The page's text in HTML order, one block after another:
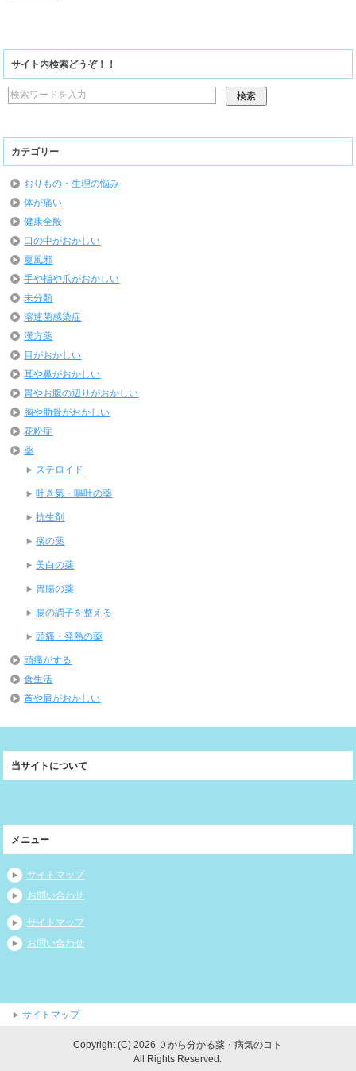
サイト内検索どうぞ！！
カテゴリー
おりもの・生理の悩み
体が痛い
健康全般
口の中がおかしい
夏風邪
手や指や爪がおかしい
未分類
溶連菌感染症
漢方薬
目がおかしい
耳や鼻がおかしい
胃やお腹の辺りがおかしい
胸や肋骨がおかしい
花粉症
薬
ステロイド
吐き気・嘔吐の薬
抗生剤
痰の薬
美白の薬
胃腸の薬
腸の調子を整える
頭痛・発熱の薬
頭痛がする
食生活
首や肩がおかしい
当サイトについて
メニュー
サイトマップ
お問い合わせ
サイトマップ
お問い合わせ
サイトマップ
Copyright (C) 2026 ０から分かる薬・病気のコト
All Rights Reserved.